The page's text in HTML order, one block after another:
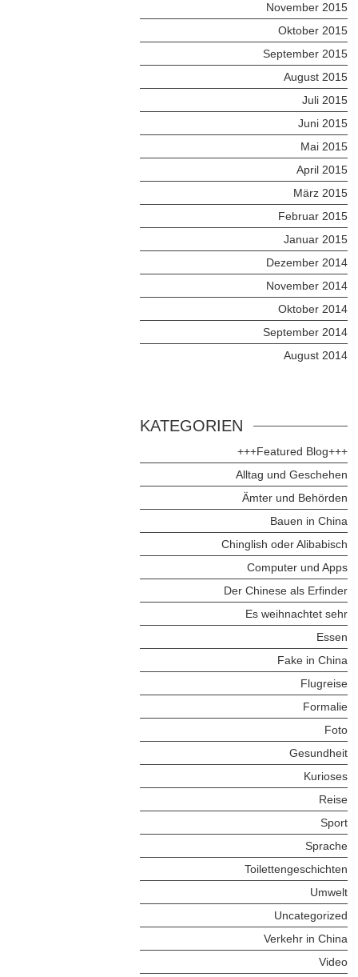
November 2015
Oktober 2015
September 2015
August 2015
Juli 2015
Juni 2015
Mai 2015
April 2015
März 2015
Februar 2015
Januar 2015
Dezember 2014
November 2014
Oktober 2014
September 2014
August 2014
KATEGORIEN
+++Featured Blog+++
Alltag und Geschehen
Ämter und Behörden
Bauen in China
Chinglish oder Alibabisch
Computer und Apps
Der Chinese als Erfinder
Es weihnachtet sehr
Essen
Fake in China
Flugreise
Formalie
Foto
Gesundheit
Kurioses
Reise
Sport
Sprache
Toilettengeschichten
Umwelt
Uncategorized
Verkehr in China
Video